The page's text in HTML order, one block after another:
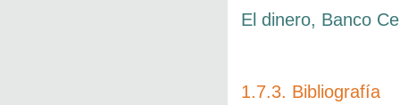
El dinero, Banco
1.7.3. Bibliografía